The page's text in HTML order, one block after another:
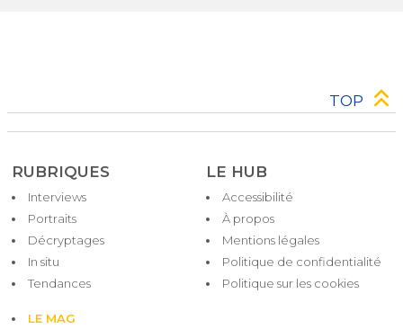
TOP
RUBRIQUES
Interviews
Portraits
Décryptages
In situ
Tendances
LE MAG
LE HUB
Pied
de
page
Accessibilité
À propos
Mentions légales
Politique de confidentialité
Politique sur les cookies